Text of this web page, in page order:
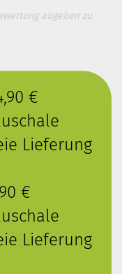
abgeben zu
€
Lieferung
€
Lieferung